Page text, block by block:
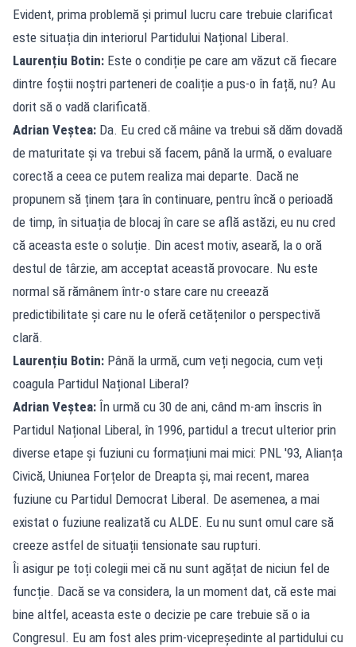
Evident, prima problemă și primul lucru care trebuie clarificat
este situația din interiorul Partidului Național Liberal.
Laurențiu Botin: Este o condiție pe care am văzut că fiecare
dintre foștii noștri parteneri de coaliție a pus-o în față, nu? Au
dorit să o vadă clarificată.
Adrian Veștea: Da. Eu cred că mâine va trebui să dăm dovadă
de maturitate și va trebui să facem, până la urmă, o evaluare
corectă a ceea ce putem realiza mai departe. Dacă ne
propunem să ținem țara în continuare, pentru încă o perioadă
de timp, în situația de blocaj în care se află astăzi, eu nu cred
că aceasta este o soluție. Din acest motiv, aseară, la o oră
destul de târzie, am acceptat această provocare. Nu este
normal să rămânem într-o stare care nu creează
predictibilitate și care nu le oferă cetățenilor o perspectivă
clară.
Laurențiu Botin: Până la urmă, cum veți negocia, cum veți
coagula Partidul Național Liberal?
Adrian Veștea: În urmă cu 30 de ani, când m-am înscris în
Partidul Național Liberal, în 1996, partidul a trecut ulterior prin
diverse etape și fuziuni cu formațiuni mai mici: PNL '93, Alianța
Civică, Uniunea Forțelor de Dreapta și, mai recent, marea
fuziune cu Partidul Democrat Liberal. De asemenea, a mai
existat o fuziune realizată cu ALDE. Eu nu sunt omul care să
creeze astfel de situații tensionate sau rupturi.
Îi asigur pe toți colegii mei că nu sunt agățat de niciun fel de
funcție. Dacă se va considera, la un moment dat, că este mai
bine altfel, aceasta este o decizie pe care trebuie să o ia
Congresul. Eu am fost ales prim-vicepreședinte al partidului cu